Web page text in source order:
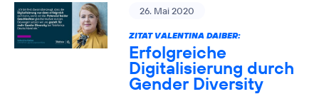
26. Mai 2020
ZITAT VALENTINA DAIBER:
Erfolgreiche
Digitalisierung durch
Gender Diversity